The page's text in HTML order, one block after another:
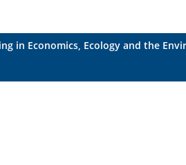
in Economics, Ecology and the